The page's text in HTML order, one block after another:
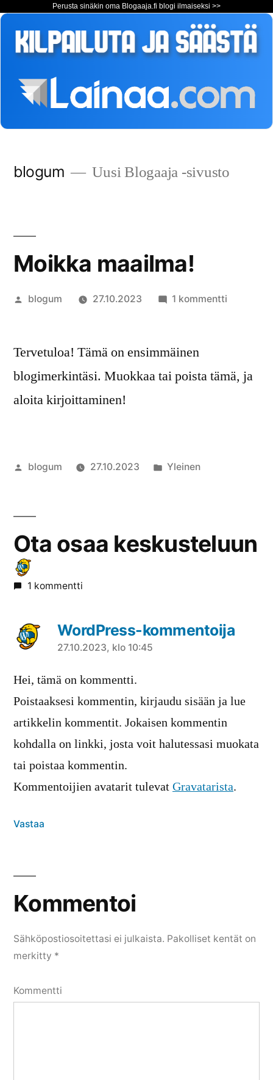
Perusta sinäkin oma Blogaaja.fi blogi ilmaiseksi >>
sisältöön
blogum Uusi Blogaaja -sivusto
Moikka maailma!
Artikkelin
blogum 27.10.2023 1 kommentti
Tervetuloa! Tämä on ensimmäinen
blogimerkintäsi. Muokkaa tai poista tämä, ja
aloita kirjoittaminen!
Artikkelin
blogum 27.10.2023
Julkaistu
Yleinen
Ota osaa keskusteluun
1 kommentti
WordPress-kommentoija
sanoo:
27.10.2023, klo 10:45
Hei, tämä on kommentti.
Poistaaksesi kommentin, kirjaudu sisään ja lue
artikkelin kommentit. Jokaisen kommentin
kohdalla on linkki, josta voit halutessasi muokata
tai poistaa kommentin.
Kommentoijien avatarit tulevat Gravatarista.
Vastaa
Kommentoi
Sähköpostiosoitettasi ei julkaista. Pakolliset kentät on
merkitty *
Kommentti
Kommentoi